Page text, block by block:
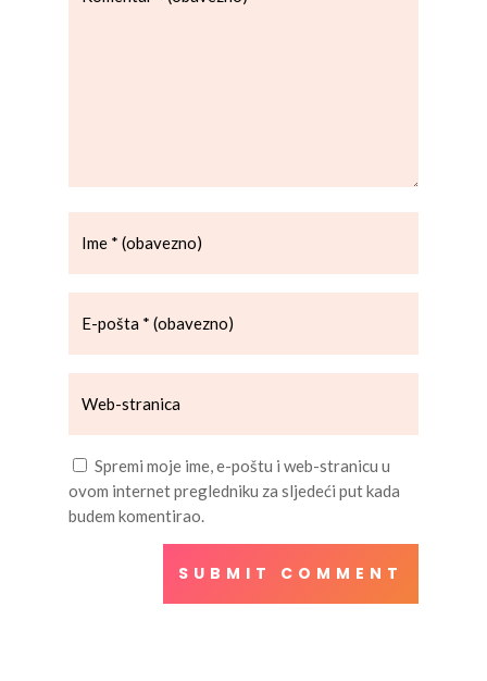
Spremi moje ime, e-poštu i web-stranicu u
ovom internet pregledniku za sljedeći put kada
budem komentirao.
SUBMIT COMMENT